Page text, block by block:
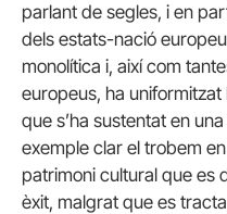
parlant de segles, i en
dels estats-nació
monolítica i, així com
europeus, ha
que s’ha sustentat en
exemple clar el trobem
patrimoni cultural que es
èxit, malgrat que es